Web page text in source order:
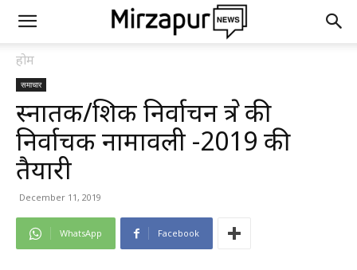
होम
समाचार
स्नातक/शिक्षक निर्वाचन क्षेत्र की
निर्वाचक नामावली -2019 की
तैयारी
December 11, 2019
WhatsApp Facebook